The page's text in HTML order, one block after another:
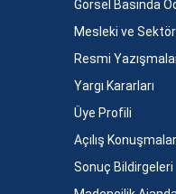
Görsel Basında
Mesleki ve
Resmi
Yargı Kararları
Üye Profili
Açılış
Sonuç Bildirgeleri